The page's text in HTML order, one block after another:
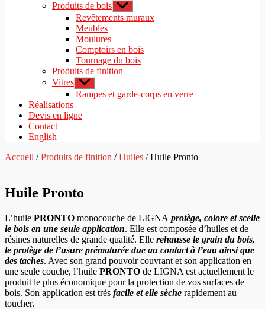
Produits de bois Afficher
le
sous-
Revêtements muraux
Meubles
Moulures
Comptoirs en bois
Tournage du bois
Produits de finition
Vitres Afficher
le
sous-
Rampes et garde-corps en verre
Réalisations
Devis en ligne
Contact
English
Accueil /Produits de finition /Huiles / Huile Pronto
Huile Pronto
L’huile PRONTO monocouche de LIGNA protège, colore et scelle
le bois en une seule application. Elle est composée d’huiles et de
résines naturelles de grande qualité. Elle rehausse le grain du bois,
le protège de l’usure prématurée due au contact à l’eau ainsi que
des taches. Avec son grand pouvoir couvrant et son application en
une seule couche, l’huile PRONTO de LIGNA est actuellement le
produit le plus économique pour la protection de vos surfaces de
bois. Son application est très facile et elle sèche rapidement au
toucher.